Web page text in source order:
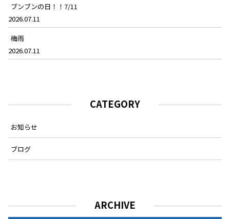
ブンブンの日！！7/11
2026.07.11
梅雨
2026.07.11
CATEGORY
お知らせ
ブログ
ARCHIVE